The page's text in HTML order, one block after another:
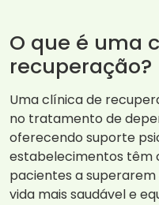
O que é uma
recuperação?
Uma clínica de
no tratamento de
oferecendo suporte
estabelecimentos têm
pacientes a
vida mais saudável e